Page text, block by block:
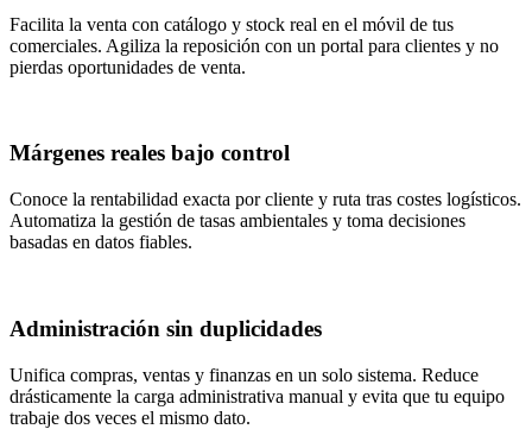
Facilita la venta con catálogo y stock real en el móvil de tus
comerciales. Agiliza la reposición con un portal para clientes y no
pierdas oportunidades de venta.
Márgenes reales bajo control
Conoce la rentabilidad exacta por cliente y ruta tras costes logísticos.
Automatiza la gestión de tasas ambientales y toma decisiones
basadas en datos fiables.
Administración sin duplicidades
Unifica compras, ventas y finanzas en un solo sistema. Reduce
drásticamente la carga administrativa manual y evita que tu equipo
trabaje dos veces el mismo dato.